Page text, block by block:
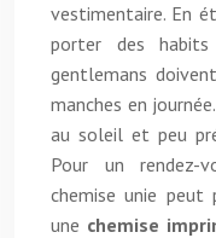
vestimentaire. En
porter des habits
gentlemans
manches en
au soleil et peu
Pour un rendez-
chemise unie peut
une chemise